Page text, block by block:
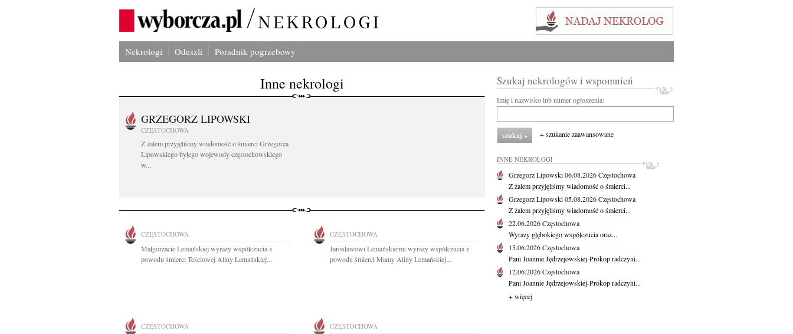
Nekrologi Odeszli Poradnik pogrzebowy
Inne nekrologi
GRZEGORZ LIPOWSKI
CZĘSTOCHOWA
Z żalem przyjęliśmy wiadomość o śmierci Grzegorza
Lipowskiego byłego wojewody częstochowskiego
w...
CZĘSTOCHOWA
Małgorzacie Lemańskiej wyrazy współczucia z
powodu śmierci Teściowej Aliny Lemańskiej...
CZĘSTOCHOWA
Jarosławowi Lemańskiemu wyrazy współczucia z
powodu śmierci Mamy Aliny Lemańskiej...
CZĘSTOCHOWA CZĘSTOCHOWA
Szukaj nekrologów i wspomnień
Imię i nazwisko lub numer ogłoszenia:
+ szukanie zaawansowane
INNE NEKROLOGI
Grzegorz Lipowski06.08.2026Częstochowa
Z żalem przyjęliśmy wiadomość o śmierci...
Grzegorz Lipowski05.08.2026Częstochowa
Z żalem przyjęliśmy wiadomość o śmierci...
22.06.2026Częstochowa
Wyrazy głębokiego współczucia oraz...
15.06.2026Częstochowa
Pani Joannie Jędrzejowskiej-Prokop radczyni...
12.06.2026Częstochowa
Pani Joannie Jędrzejowskiej-Prokop radczyni...
+ więcej